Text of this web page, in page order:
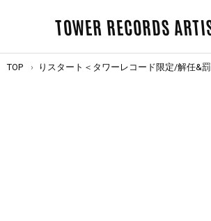
TOWER RECORDS
TOP りスタート＜タワーレコード限定/解任&罰